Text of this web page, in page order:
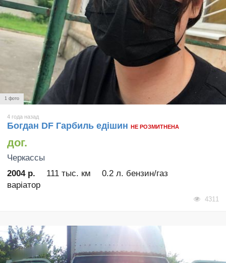
1 фото
4 года назад
Богдан DF Гарбиль едішин НЕ РОЗМИТНЕНА
дог.
Черкассы
2004 р.
111 тыс. км
0.2 л. бензин/газ
варіатор
4311